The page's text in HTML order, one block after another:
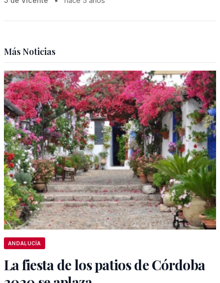
Más Noticias
ANDALUCÍA
La fiesta de los patios de Córdoba